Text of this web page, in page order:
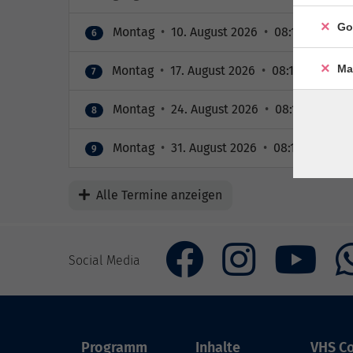
6 Montag • 10. August 2026 • 08:15 – 09:15
7 Montag • 17. August 2026 • 08:15 – 09:15
8 Montag • 24. August 2026 • 08:15 – 09:15
9 Montag • 31. August 2026 • 08:15 – 09:15
Alle Termine anzeigen
Social Media
Programm Inhalte VHS